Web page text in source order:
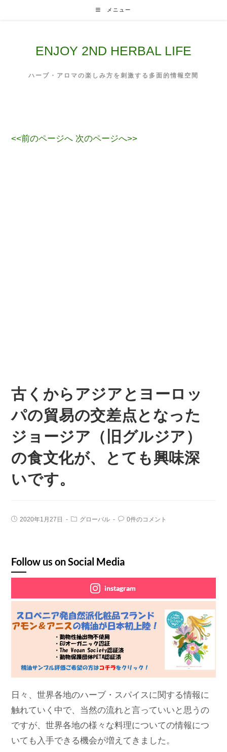
メニュー
ENJOY 2ND HERBAL LIFE
ハーブ・アロマの楽しみ方を刺激する多面的情報空間
<<前のページへ 次のページへ>>
古くからアジアとヨーロッ
パの貿易の交差点となった
ジョージア（旧グルジア）
の食文化が、とても興味深
いです。
2020年1月27日 グローバル 0件のコメント
Follow us on Social Media
instagram
日々、世界各地のハーブ・スパイスに関する情報に
触れていく中で、当然の流れと言っていいと思うの
ですが、世界各地の様々な料理についての情報につ
いても入手できる機会が増えてきました。